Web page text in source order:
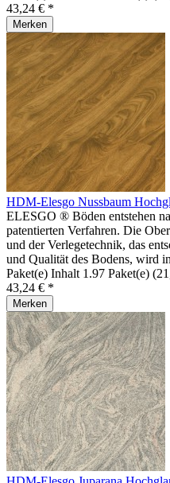
43,24 € *
Merken
HDM-Elesgo Nussbaum
ELESGO ® Böden entstehen
patentierten Verfahren. Die
und der Verlegetechnik, das
und Qualität des Bodens, wird
Paket(e) Inhalt 1.97 Paket(e)
43,24 € *
Merken